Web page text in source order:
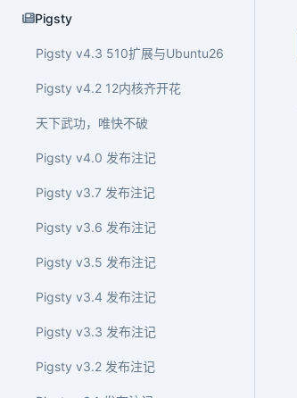
Pigsty
Pigsty v4.3 510扩展与Ubuntu26
Pigsty v4.2 12内核齐开花
天下武功，唯快不破
Pigsty v4.0 发布注记
Pigsty v3.7 发布注记
Pigsty v3.6 发布注记
Pigsty v3.5 发布注记
Pigsty v3.4 发布注记
Pigsty v3.3 发布注记
Pigsty v3.2 发布注记